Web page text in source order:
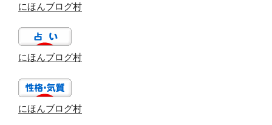
にほんブログ村
にほんブログ村
にほんブログ村